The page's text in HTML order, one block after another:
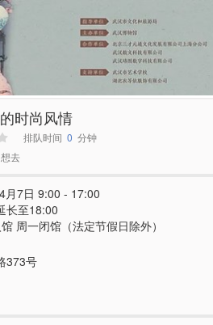
时尚风情
排队时间 0 分钟
想去
月7日 9:00 - 17:00
长至18:00
周一闭馆（法定节假日除外）
373号